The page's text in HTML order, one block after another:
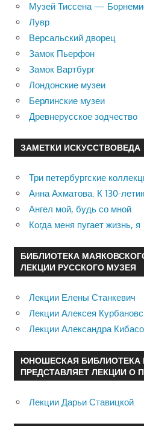
Музей Тиссена —
Лувр
Версальский дворец
Замок Пьерфон
Замок Вартбург
Лондонские музеи
Берлинские музеи
Древнерусское зодчество
ЗАМЕТКИ ИСКУССТВОВЕДА
Три петербургские
Анна Ахматова. К 130-
Ангел мой, будь со мной
Когда меня пугает жизнь,
БИБЛИОТЕКА
ЛЕКЦИИ РУССКОГО МУЗЕЯ
Лекции Елены Станкевич
Лекции Алексея
Лекции Александра
ЮНОШЕСКАЯ БИБЛИОТЕКА
ПРЕДСТАВЛЯЕТ ЛЕКЦИИ О
Лекции Дарьи Ставицкой